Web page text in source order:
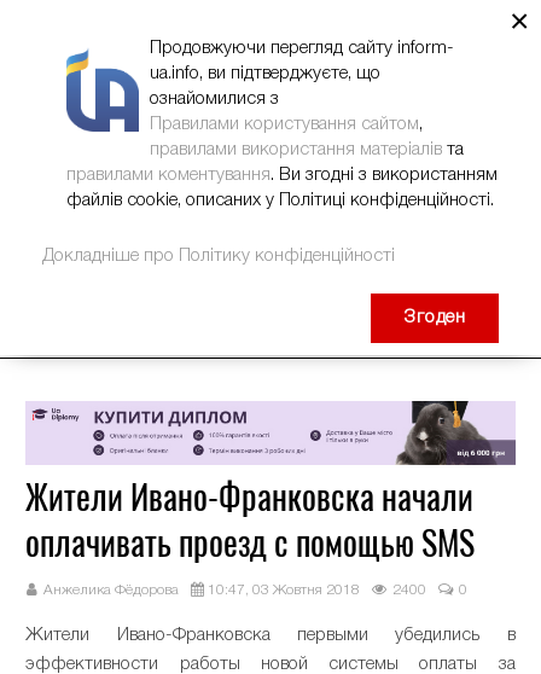
Жители Ивано-Франковска начали
оплачивать проезд с помощью SMS
Анжелика Фёдорова 10:47, 03 Жовтня 2018 2400 0
Жители Ивано-Франковска первыми убедились
в
эффективности
работы новой системы оплаты
за
×
Продовжуючи перегляд сайту inform-
ua.info, ви підтверджуєте, що
ознайомилися з
Правилами користування сайтом,
правилами використання матеріалів та
правилами коментування. Ви згодні з використанням
файлів cookie, описаних у Політиці конфіденційності.
Докладніше про Політику конфіденційності
Згоден